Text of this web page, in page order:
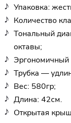
Упаковка:
Количество
Тональный
октавы;
Эргономичный
Трубка —
Вес: 580гр;
Длина: 42см.
Открытая